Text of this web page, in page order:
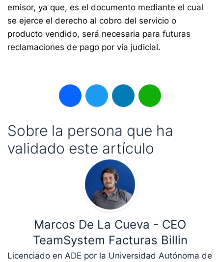
emisor, ya que, es el documento mediante el cual
se ejerce el derecho al cobro del servicio o
producto vendido, será necesaria para futuras
reclamaciones de pago por vía judicial.
FacebookTwitterLinkedInWhatsApp
Sobre la persona que ha
validado este artículo
Marcos De La Cueva - CEO
TeamSystem Facturas Billin
Licenciado en ADE por la Universidad Autónoma de